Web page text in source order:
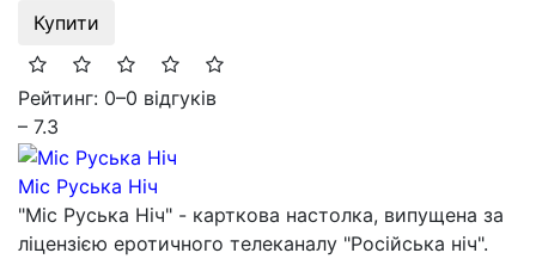
Купити
Рейтинг: 0–0 відгуків
– 7.3
Міс Руська Ніч
"Міс Руська Ніч" - карткова настолка, випущена за
ліцензією еротичного телеканалу "Російська ніч".